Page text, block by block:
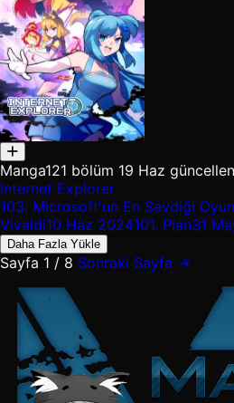
Manga121 bölüm 19 Haz
Internet Explorer
103. Microsoft'un En Sevdiği
Vivaldi10 Haz 2024101. Plan31
Daha Fazla Yükle
Sayfa 1 / 8 Sonraki Sayfa →